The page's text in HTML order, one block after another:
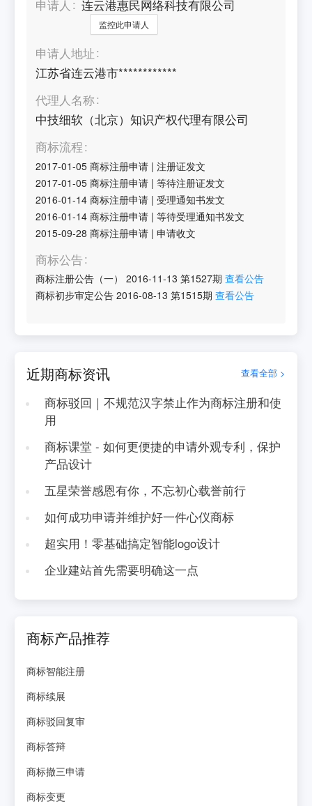
申请人
连云港惠民网络科技有限公司
监控此申请人
申请人地址
江苏省连云港市************
代理人名称
中技细软（北京）知识产权代理有限公司
商标流程
2017-01-05 商标注册申请 |注册证发文
2017-01-05 商标注册申请 |等待注册证发文
2016-01-14 商标注册申请 |受理通知书发文
2016-01-14 商标注册申请 |等待受理通知书发文
2015-09-28 商标注册申请 |申请收文
商标公告
商标注册公告（一） 2016-11-13 第1527期 查看公告
商标初步审定公告 2016-08-13 第1515期 查看公告
近期商标资讯 查看全部 >
商标驳回｜不规范汉字禁止作为商标注册和使
用
商标课堂 - 如何更便捷的申请外观专利，保护
产品设计
五星荣誉感恩有你，不忘初心载誉前行
如何成功申请并维护好一件心仪商标
超实用！零基础搞定智能logo设计
企业建站首先需要明确这一点
商标产品推荐
商标智能注册
商标续展
商标驳回复审
商标答辩
商标撤三申请
商标变更